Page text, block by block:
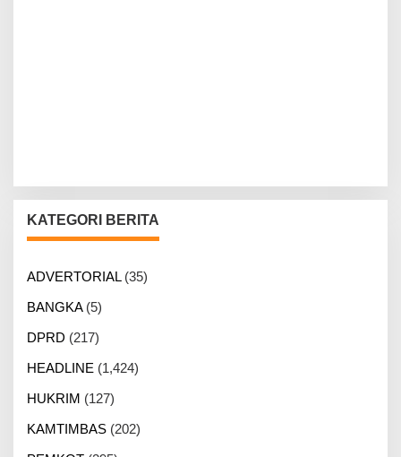
KATEGORI BERITA
ADVERTORIAL(35)
BANGKA(5)
DPRD (217)
HEADLINE (1,424)
HUKRIM (127)
KAMTIMBAS (202)